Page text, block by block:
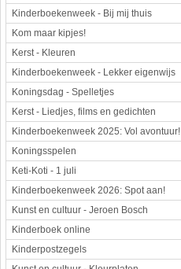
Kinderboekenweek - Bij mij thuis
Kom maar kipjes!
Kerst - Kleuren
Kinderboekenweek - Lekker eigenwijs
Koningsdag - Spelletjes
Kerst - Liedjes, films en gedichten
Kinderboekenweek 2025: Vol avontuur!
Koningsspelen
Keti-Koti - 1 juli
Kinderboekenweek 2026: Spot aan!
Kunst en cultuur - Jeroen Bosch
Kinderboek online
Kinderpostzegels